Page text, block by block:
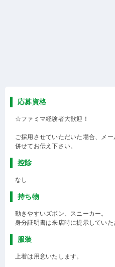
応募資格
☆ファミマ経験者大歓迎！
ご採用させていただいた場合、メ
併せてお伝え下さい。
控除
なし
持ち物
動きやすいズボン、スニーカー。
身分証明書は来店時に提示してい
服装
上着は用意いたします。